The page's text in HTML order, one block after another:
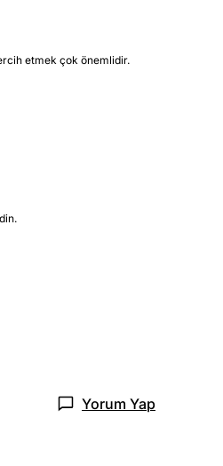
etmek çok önemlidir.
Yorum Yap